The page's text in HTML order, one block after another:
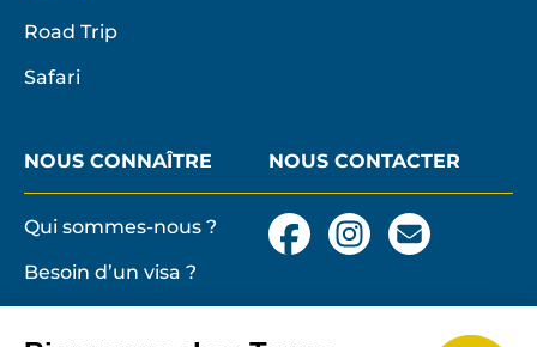
Road Trip
Safari
NOUS CONNAÎTRE
Qui sommes-nous ?
Besoin d’un visa ?
NOUS CONTACTER
FacebookInstagram
Nous
contacter
email